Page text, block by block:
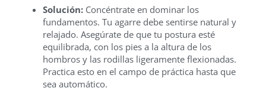
Solución: Concéntrate en dominar los
fundamentos. Tu agarre debe sentirse natural y
relajado. Asegúrate de que tu postura esté
equilibrada, con los pies a la altura de los
hombros y las rodillas ligeramente flexionadas.
Practica esto en el campo de práctica hasta que
sea automático.